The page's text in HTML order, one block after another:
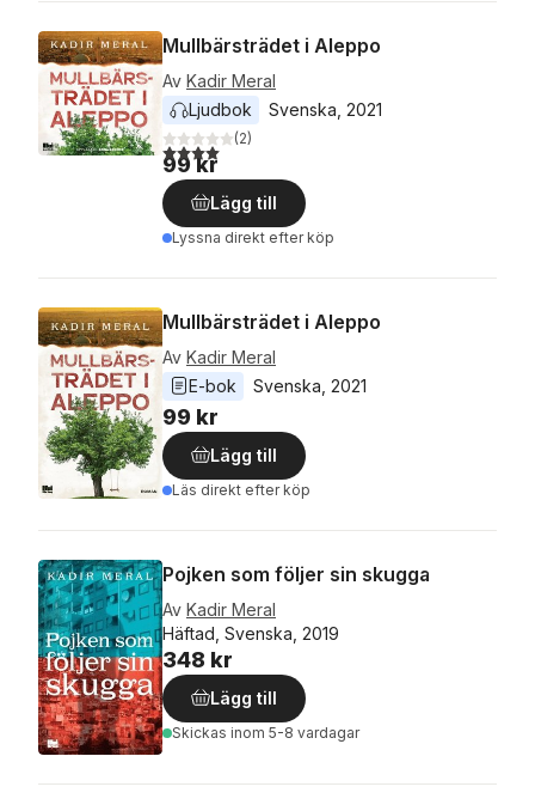
Mullbärsträdet i Aleppo
Av Kadir Meral
Ljudbok
Svenska 2021
4,0utav 5 stjärnor. Totalt antal röster:
(2)
99 kr
Lägg till
Lyssna direkt efter köp
Mullbärsträdet i Aleppo
Av Kadir Meral
E-bok
Svenska 2021
99 kr
Lägg till
Läs direkt efter köp
Pojken som följer sin skugga
Av Kadir Meral
Häftad, Svenska, 2019
348 kr
Lägg till
Skickas inom 5-8 vardagar